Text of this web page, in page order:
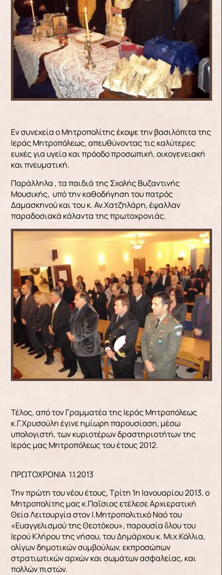
Εν συνεχεία ο Μητροπολίτης έκοψε την βασιλόπιτα της
Ιεράς Μητροπόλεως, απευθύνοντας τις καλύτερες
ευχές για υγεία και πρόοδο προσωπική, οικογενειακή
και πνευματική.
Παράλληλα , τα παιδιά της Σχολής Βυζαντινής
Μουσικής, υπό την καθοδήγηση του πατρός
Δαμασκηνού και του κ. Αν.Χατζηλάρη, έψαλλαν
παραδοσιακά κάλαντα της πρωτοχρονιάς.
Τέλος, από τον Γραμματέα της Ιεράς Μητροπόλεως
κ.Γ.Χρυσούλη έγινε ημίωρη παρουσίαση, μέσω
υπολογιστή, των κυριοτέρων δραστηριοτήτων της
Ιεράς μας Μητροπόλεως του έτους 2012.
ΠΡΩΤΟΧΡΟΝΙΑ 1.1.2013
Την πρώτη του νέου έτους, Τρίτη 1η Ιανουαρίου 2013, ο
Μητροπολίτης μας κ.Παΐσιος ετέλεσε Αρχιερατική
Θεία Λειτουργία στον Ι.Μητροπολιτικό Ναό του
«Ευαγγελισμού της Θεοτόκου», παρουσία ὅλου του
Ιερού Κλήρου της νήσου, του Δημάρχου κ. Μιχ.Κόλλια,
ολίγων δημοτικών συμβούλων, εκπροσώπων
στρατιωτικών αρχών και σωμάτων ασφαλείας, και
πολλών πιστών.